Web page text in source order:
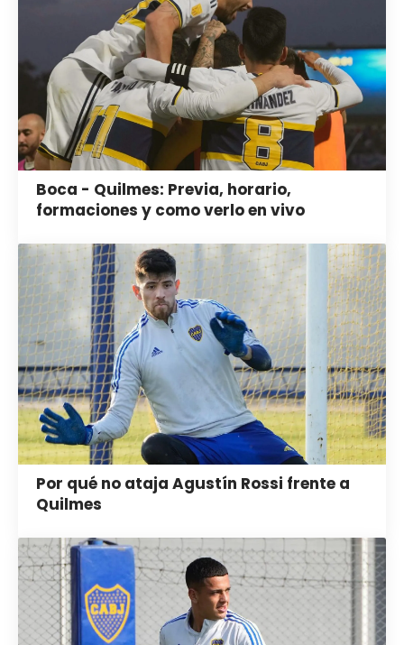
Boca - Quilmes: Previa, horario,
formaciones y como verlo en vivo
Por qué no ataja Agustín Rossi frente a
Quilmes